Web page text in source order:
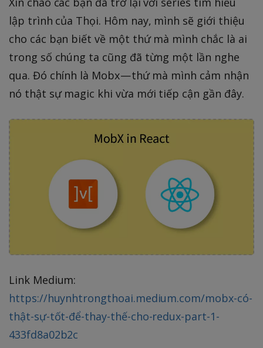
lập trình của Thọi. Hôm nay, mình sẽ giới thiệu
cho các bạn biết về một thứ mà mình chắc là ai
trong số chúng ta cũng đã từng một lần nghe
qua. Đó chính là Mobx — thứ mà mình cảm nhận
nó thật sự magic khi vừa mới tiếp cận gần đây.
Link Medium:
https://huynhtrongthoai.medium.com/mobx-có-
thật-sự-tốt-để-thay-thế-cho-redux-part-1-
433fd8a02b2c